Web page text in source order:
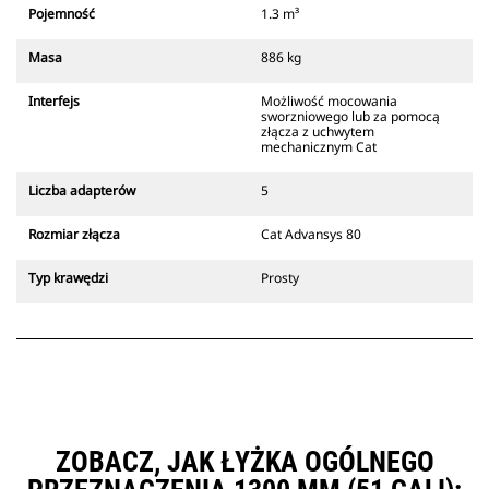
zasięgu wzroku operatora.
Cat są zgodne z gąsienicowymi
koparkami kołowymi. Dostępne są
również złącza o szerokościach do
kopania rowów.
specjalnych złączy CW
szybkozłączy. Specjalne złącza CW
blokujący, który służy do
Pojemność 1.3 m³
Masa 886 kg
Interfejs
Możliwość mocowania
sworzniowego lub za pomocą
złącza z uchwytem
mechanicznym Cat
Liczba adapterów 5
Rozmiar złącza Cat Advansys 80
Typ krawędzi Prosty
ZOBACZ, JAK ŁYŻKA OGÓLNEGO